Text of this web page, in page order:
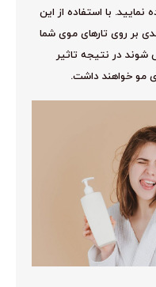
با استفاده از این
بر روی تارهای موی شما
شوند در نتیجه تاثیر
مو خواهند داشت.